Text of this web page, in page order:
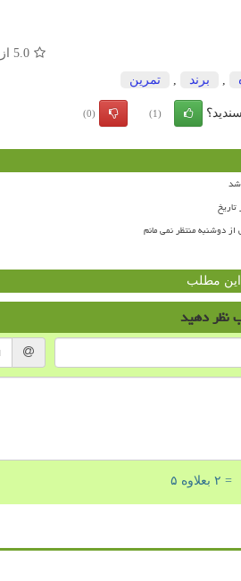
5.0
, برند , تمرین
(1)
(0)
شد
دوشنبه منتظر نمی مانم
این مطلب
نظر دهید
= ۲ بعلاوه ۵